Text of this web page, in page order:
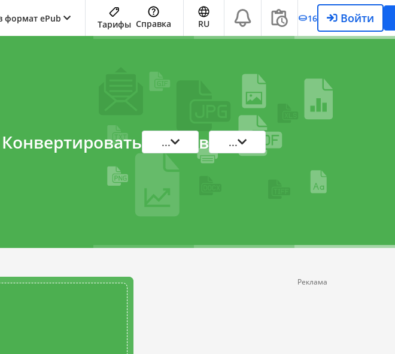
формат ePub
Тарифы Справка RU 16 Войти
Конвертировать ... в ...
Реклама